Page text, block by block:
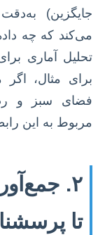
جایگزین)
می‌کند که چه
تحلیل آماری
برای مثال،
فضای سبز و
مربوط به این
۲.
تا